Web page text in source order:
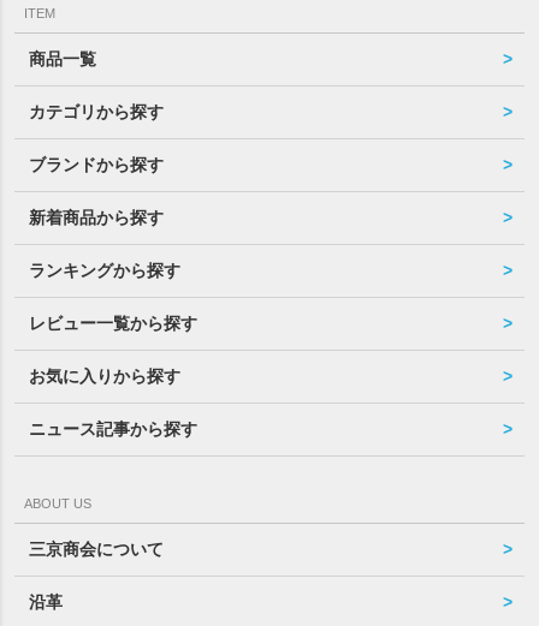
ITEM
商品一覧
カテゴリから探す
ブランドから探す
新着商品から探す
ランキングから探す
レビュー一覧から探す
お気に入りから探す
ニュース記事から探す
ABOUT US
三京商会について
沿革